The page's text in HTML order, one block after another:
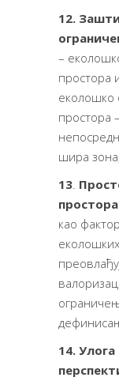
12.
–
простора
еколошко
простора
шира
13.
као
14.